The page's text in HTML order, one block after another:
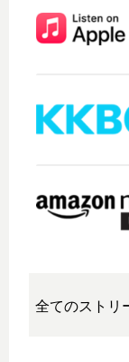
全てのストリ